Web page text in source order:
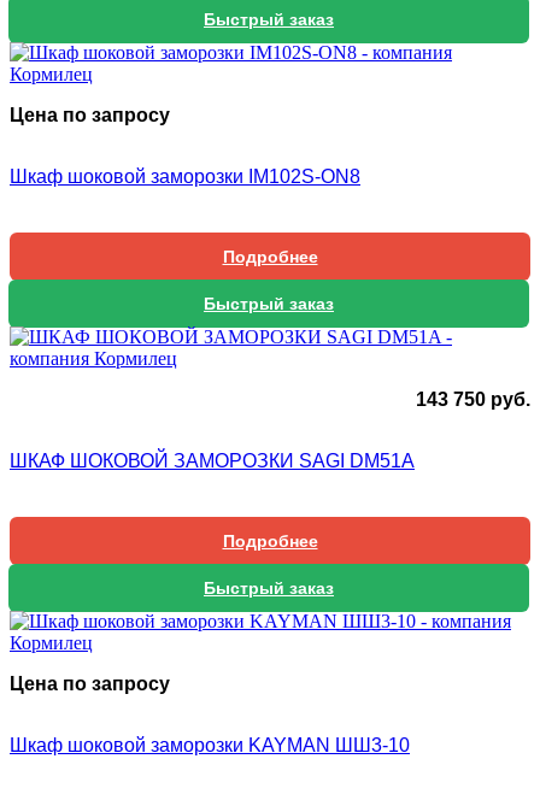
Быстрый заказ
Цена по запросу
Шкаф шоковой заморозки IM102S-ON8
Подробнее
Быстрый заказ
143 750 руб.
ШКАФ ШОКОВОЙ ЗАМОРОЗКИ SAGI DM51A
Подробнее
Быстрый заказ
Цена по запросу
Шкаф шоковой заморозки KAYMAN ШШ3-10